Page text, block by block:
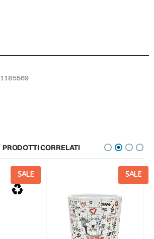
1185569
PRODOTTI CORRELATI
SALE SALE